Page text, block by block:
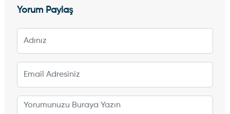
Yorum Paylaş